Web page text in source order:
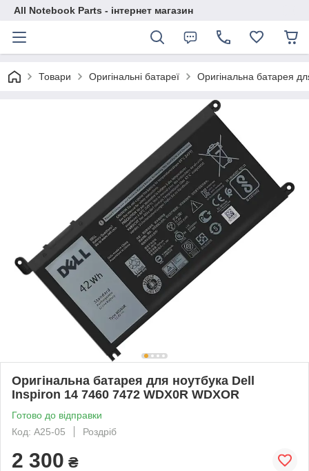
All Notebook Parts - інтернет магазин
Товари Оригінальні батареї Оригінальна батарея
Оригінальна батарея для ноутбука Dell
Inspiron 14 7460 7472 WDX0R WDXOR
Готово до відправки
Код: A25-05
Роздріб
2 300 ₴